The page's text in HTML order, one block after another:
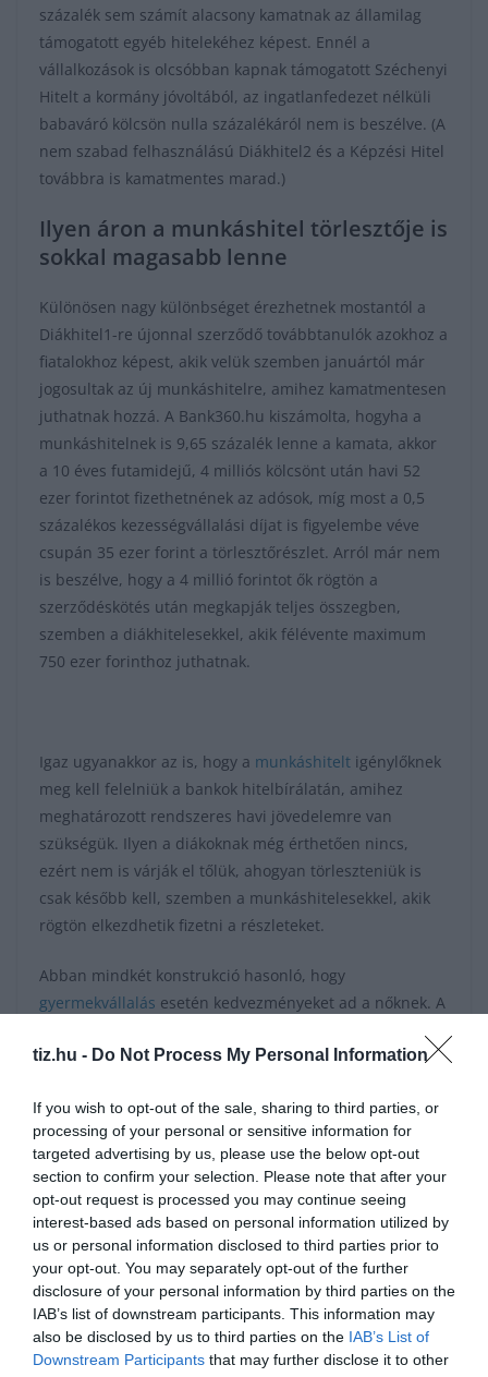
tiz.hu - Do Not Process My Personal Information
If you wish to opt-out of the sale, sharing to third parties, or
processing of your personal or sensitive information for
targeted advertising by us, please use the below opt-out
section to confirm your selection. Please note that after your
opt-out request is processed you may continue seeing
interest-based ads based on personal information utilized by
us or personal information disclosed to third parties prior to
your opt-out. You may separately opt-out of the further
disclosure of your personal information by third parties on the
IAB’s list of downstream participants. This information may
also be disclosed by us to third parties on the IAB’s List of
Downstream Participants that may further disclose it to other
százalék sem számít alacsony kamatnak az államilag
támogatott egyéb hitelekéhez képest. Ennél a
vállalkozások is olcsóbban kapnak támogatott Széchenyi
Hitelt a kormány jóvoltából, az ingatlanfedezet nélküli
babaváró kölcsön nulla százalékáról nem is beszélve. (A
nem szabad felhasználású Diákhitel2 és a Képzési Hitel
továbbra is kamatmentes marad.)
Ilyen áron a munkáshitel törlesztője is
sokkal magasabb lenne
Különösen nagy különbséget érezhetnek mostantól a
Diákhitel1-re újonnal szerződő továbbtanulók azokhoz a
fiatalokhoz képest, akik velük szemben januártól már
jogosultak az új munkáshitelre, amihez kamatmentesen
juthatnak hozzá. A Bank360.hu kiszámolta, hogyha a
munkáshitelnek is 9,65 százalék lenne a kamata, akkor
a 10 éves futamidejű, 4 milliós kölcsönt után havi 52
ezer forintot fizethetnének az adósok, míg most a 0,5
százalékos kezességvállalási díjat is figyelembe véve
csupán 35 ezer forint a törlesztőrészlet. Arról már nem
is beszélve, hogy a 4 millió forintot ők rögtön a
szerződéskötés után megkapják teljes összegben,
szemben a diákhitelesekkel, akik félévente maximum
750 ezer forinthoz juthatnak.
Igaz ugyanakkor az is, hogy a munkáshitelt igénylőknek
meg kell felelniük a bankok hitelbírálatán, amihez
meghatározott rendszeres havi jövedelemre van
szükségük. Ilyen a diákoknak még érthetően nincs,
ezért nem is várják el tőlük, ahogyan törleszteniük is
csak később kell, szemben a munkáshitelesekkel, akik
rögtön elkezdhetik fizetni a részleteket.
Abban mindkét konstrukció hasonló, hogy
gyermekvállalás esetén kedvezményeket ad a nőknek. A
törlesztési moratórium jár, a második gyermeknél
pedig a teljes összeget – emlékeztetnek a Bank360.hu
szakértői.
Érdekes cikkek:
Ingatlanpiac: Mi várható 2025-ben?
A Z-generáció tudja milyen munkahelyet szeretne